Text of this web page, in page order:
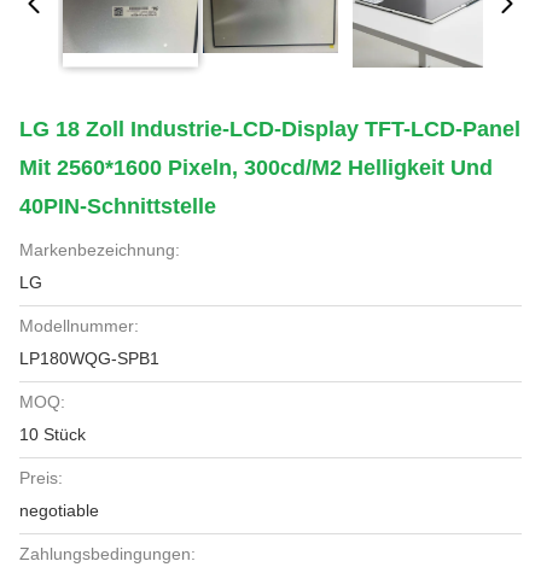
LG 18 Zoll Industrie-LCD-Display TFT-LCD-Panel
Mit 2560*1600 Pixeln, 300cd/m2 Helligkeit Und
40PIN-Schnittstelle
Markenbezeichnung:
LG
Modellnummer:
LP180WQG-SPB1
MOQ:
10 Stück
Preis:
negotiable
Zahlungsbedingungen: